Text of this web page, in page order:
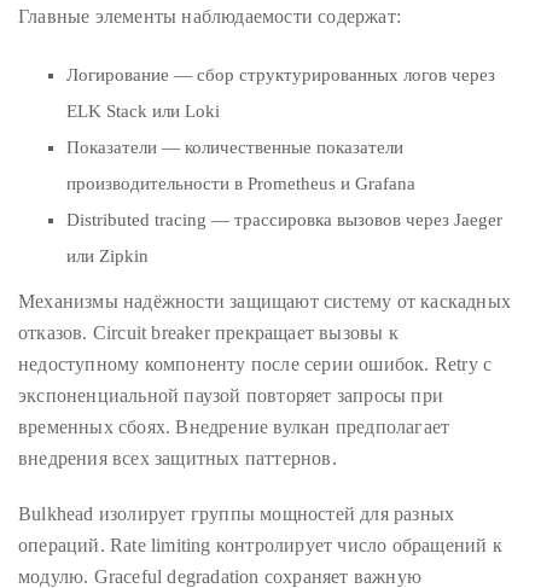
Главные элементы наблюдаемости содержат:
Логирование — сбор структурированных логов через
ELK Stack или Loki
Показатели — количественные показатели
производительности в Prometheus и Grafana
Distributed tracing — трассировка вызовов через Jaeger
или Zipkin
Механизмы надёжности защищают систему от каскадных
отказов. Circuit breaker прекращает вызовы к
недоступному компоненту после серии ошибок. Retry с
экспоненциальной паузой повторяет запросы при
временных сбоях. Внедрение вулкан предполагает
внедрения всех защитных паттернов.
Bulkhead изолирует группы мощностей для разных
операций. Rate limiting контролирует число обращений к
модулю. Graceful degradation сохраняет важную